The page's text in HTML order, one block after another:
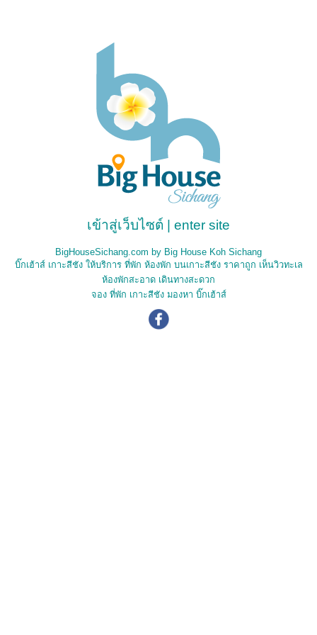
เข้าสู่เว็บไซต์ | enter site
BigHouseSichang.com by Big House Koh Sichang
บิ๊กเฮ้าส์ เกาะสีชัง ให้บริการ ที่พัก ห้องพัก บนเกาะสีชัง ราคาถูก เห็นวิวทะเล
ห้องพักสะอาด เดินทางสะดวก
จอง ที่พัก เกาะสีชัง มองหา บิ๊กเฮ้าส์